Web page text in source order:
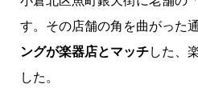
す。その店舗の角を曲がった通
ングが楽器店とマッチした、
した。